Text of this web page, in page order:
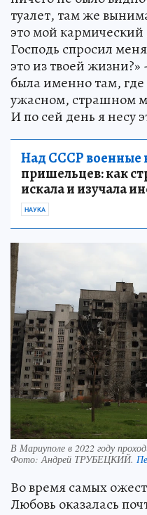
туалет, там же
это мой
Господь спросил
это из твоей жизни?»
была именно там,
ужасном, страшном
И по сей день я несу
Над СССР военные
пришельцев: как
искала и изучала
НАУКА
В Мариуполе в 2022 году
Фото:Андрей ТРУБЕЦКИЙ.
Во время самых
Любовь оказалась